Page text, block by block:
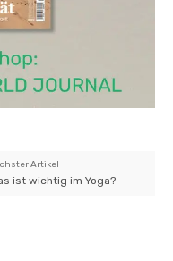
Artikel
ist wichtig im Yoga?